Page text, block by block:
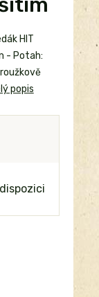
HIT
- Potah:
popis